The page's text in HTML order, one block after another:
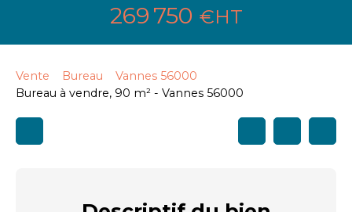
269 750 €HT
Vente Bureau
Vannes 56000
Bureau à vendre, 90 m² - Vannes 56000